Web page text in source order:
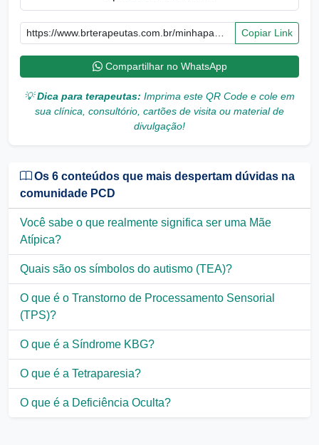
Copiar Link
Compartilhar no WhatsApp
💡Dica para terapeutas: Imprima este QR Code e cole em
sua clínica, consultório, cartões de visita ou material de
divulgação!
Os 6 conteúdos que mais despertam dúvidas na
comunidade PCD
Você sabe o que realmente significa ser uma Mãe
Atípica?
Quais são os símbolos do autismo (TEA)?
O que é o Transtorno de Processamento Sensorial
(TPS)?
O que é a Síndrome KBG?
O que é a Tetraparesia?
O que é a Deficiência Oculta?